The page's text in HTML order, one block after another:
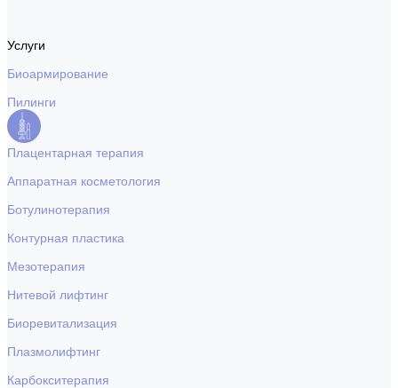
Услуги
Биоармирование
Пилинги
Плацентарная терапия
Аппаратная косметология
Ботулинотерапия
Контурная пластика
Мезотерапия
Нитевой лифтинг
Биоревитализация
Плазмолифтинг
Карбокситерапия